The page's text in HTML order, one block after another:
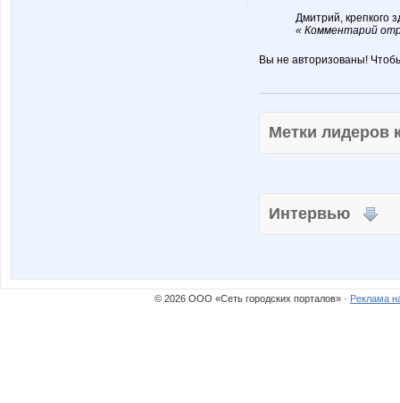
Дмитрий, крепкого
« Комментарий
Вы не авторизованы!
Метки
Интервью
© 2026 ООО «Сеть городских порталов» · Реклама